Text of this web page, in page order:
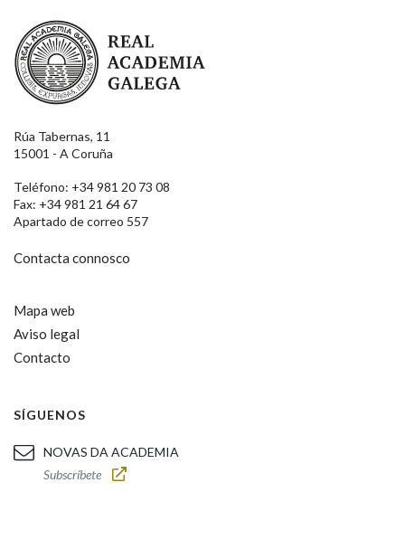
Real Academia Galega
Rúa Tabernas, 11
15001 - A Coruña
Teléfono: +34 981 20 73 08
Fax: +34 981 21 64 67
Apartado de correo 557
Contacta connosco
Mapa web
Aviso legal
Contacto
SÍGUENOS
NOVAS DA ACADEMIA
Subscríbete